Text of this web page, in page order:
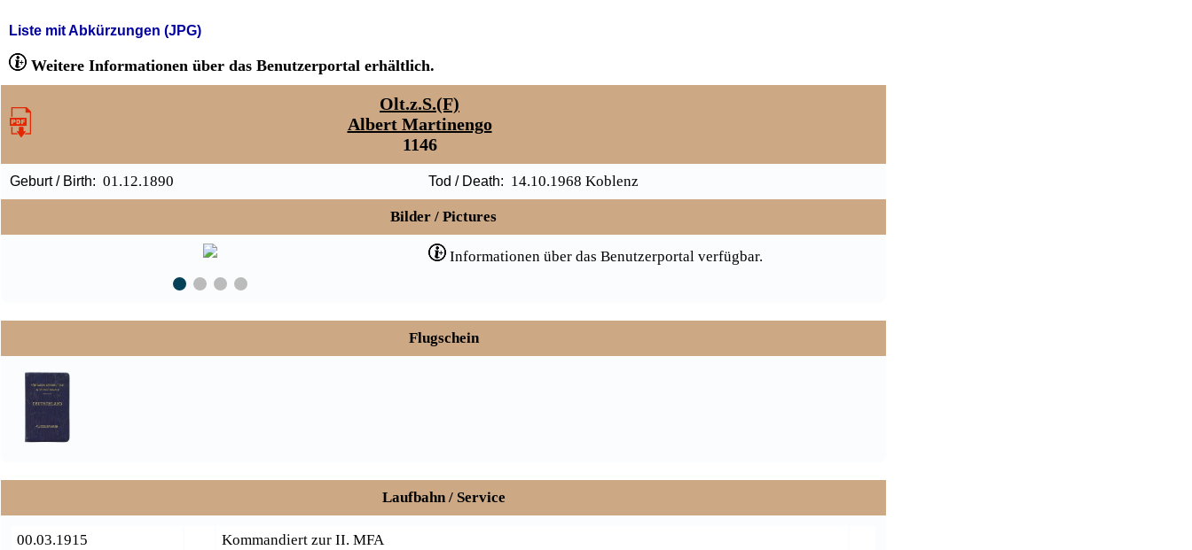
Liste mit Abkürzungen (JPG)
Weitere Informationen über das Benutzerportal erhältlich.
Olt.z.S.(F)
Albert Martinengo
1146
Geburt / Birth: 01.12.1890 Tod / Death: 14.10.1968 Koblenz
Bilder / Pictures
Informationen über das Benutzerportal verfügbar.
Flugschein
Laufbahn / Service
00.03.1915
Kommandiert zur II. MFA